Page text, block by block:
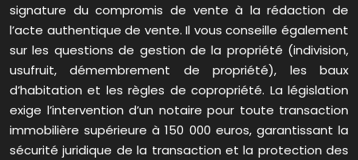
signature du compromis de vente à la rédaction de
l’acte authentique de vente. Il vous conseille également
sur les questions de gestion de la propriété (indivision,
usufruit, démembrement de propriété), les baux
d’habitation et les règles de copropriété. La législation
exige l’intervention d’un notaire pour toute transaction
immobilière supérieure à 150 000 euros, garantissant la
sécurité juridique de la transaction et la protection des